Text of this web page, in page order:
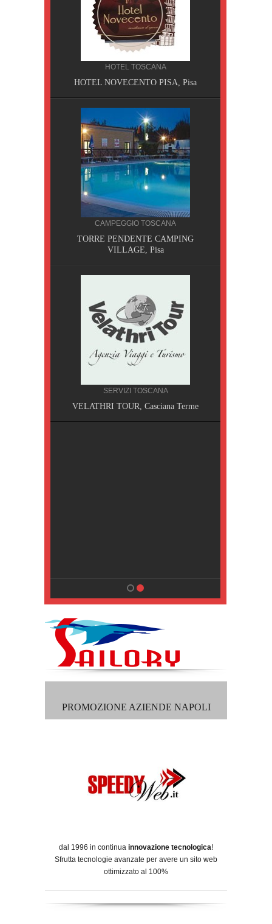
HOTEL TOSCANA
HOTEL NOVECENTO PISA, Pisa
CAMPEGGIO TOSCANA
TORRE PENDENTE CAMPING
VILLAGE, Pisa
SERVIZI TOSCANA
VELATHRI TOUR, Casciana Terme
PROMOZIONE AZIENDE NAPOLI
dal 1996 in continua innovazione tecnologica!
Sfrutta tecnologie avanzate per avere un sito web
ottimizzato al 100%